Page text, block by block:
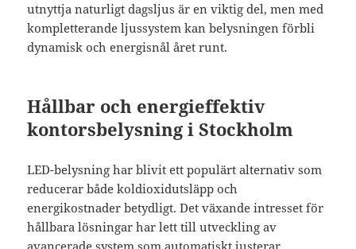
utnyttja naturligt dagsljus är en viktig del, men med
kompletterande ljussystem kan belysningen förbli
dynamisk och energisnål året runt.
Hållbar och energieffektiv
kontorsbelysning i Stockholm
LED-belysning har blivit ett populärt alternativ som
reducerar både koldioxidutsläpp och
energikostnader betydligt. Det växande intresset för
hållbara lösningar har lett till utveckling av